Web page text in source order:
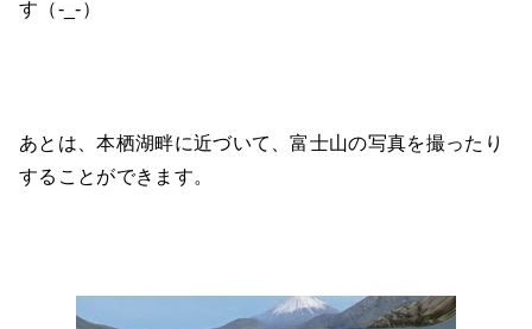
す（-_-）
あとは、本栖湖畔に近づいて、富士山の写真を撮ったり
することができます。